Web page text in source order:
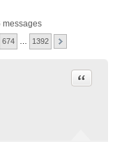
messages
674 1392
Citer